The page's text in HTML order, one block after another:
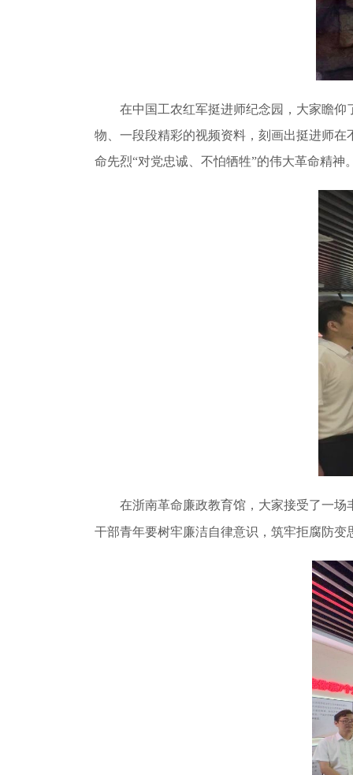
在中国工农红军挺进师纪念园，大家瞻
物、一段段精彩的视频资料，刻画出挺进师
命先烈“对党忠诚、不怕牺牲”的伟大革命精神
在浙南革命廉政教育馆，大家接受了一场
干部青年要树牢廉洁自律意识，筑牢拒腐防变